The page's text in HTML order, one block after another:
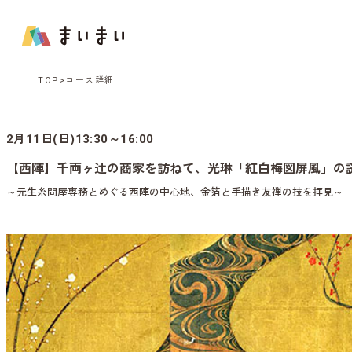
TOP コース詳細
2月11日(日)13:30～16:00
【西陣】千両ヶ辻の商家を訪ねて、光琳「紅白梅図屏風」の
～元生糸問屋専務とめぐる西陣の中心地、金箔と手描き友禅の技を拝見～